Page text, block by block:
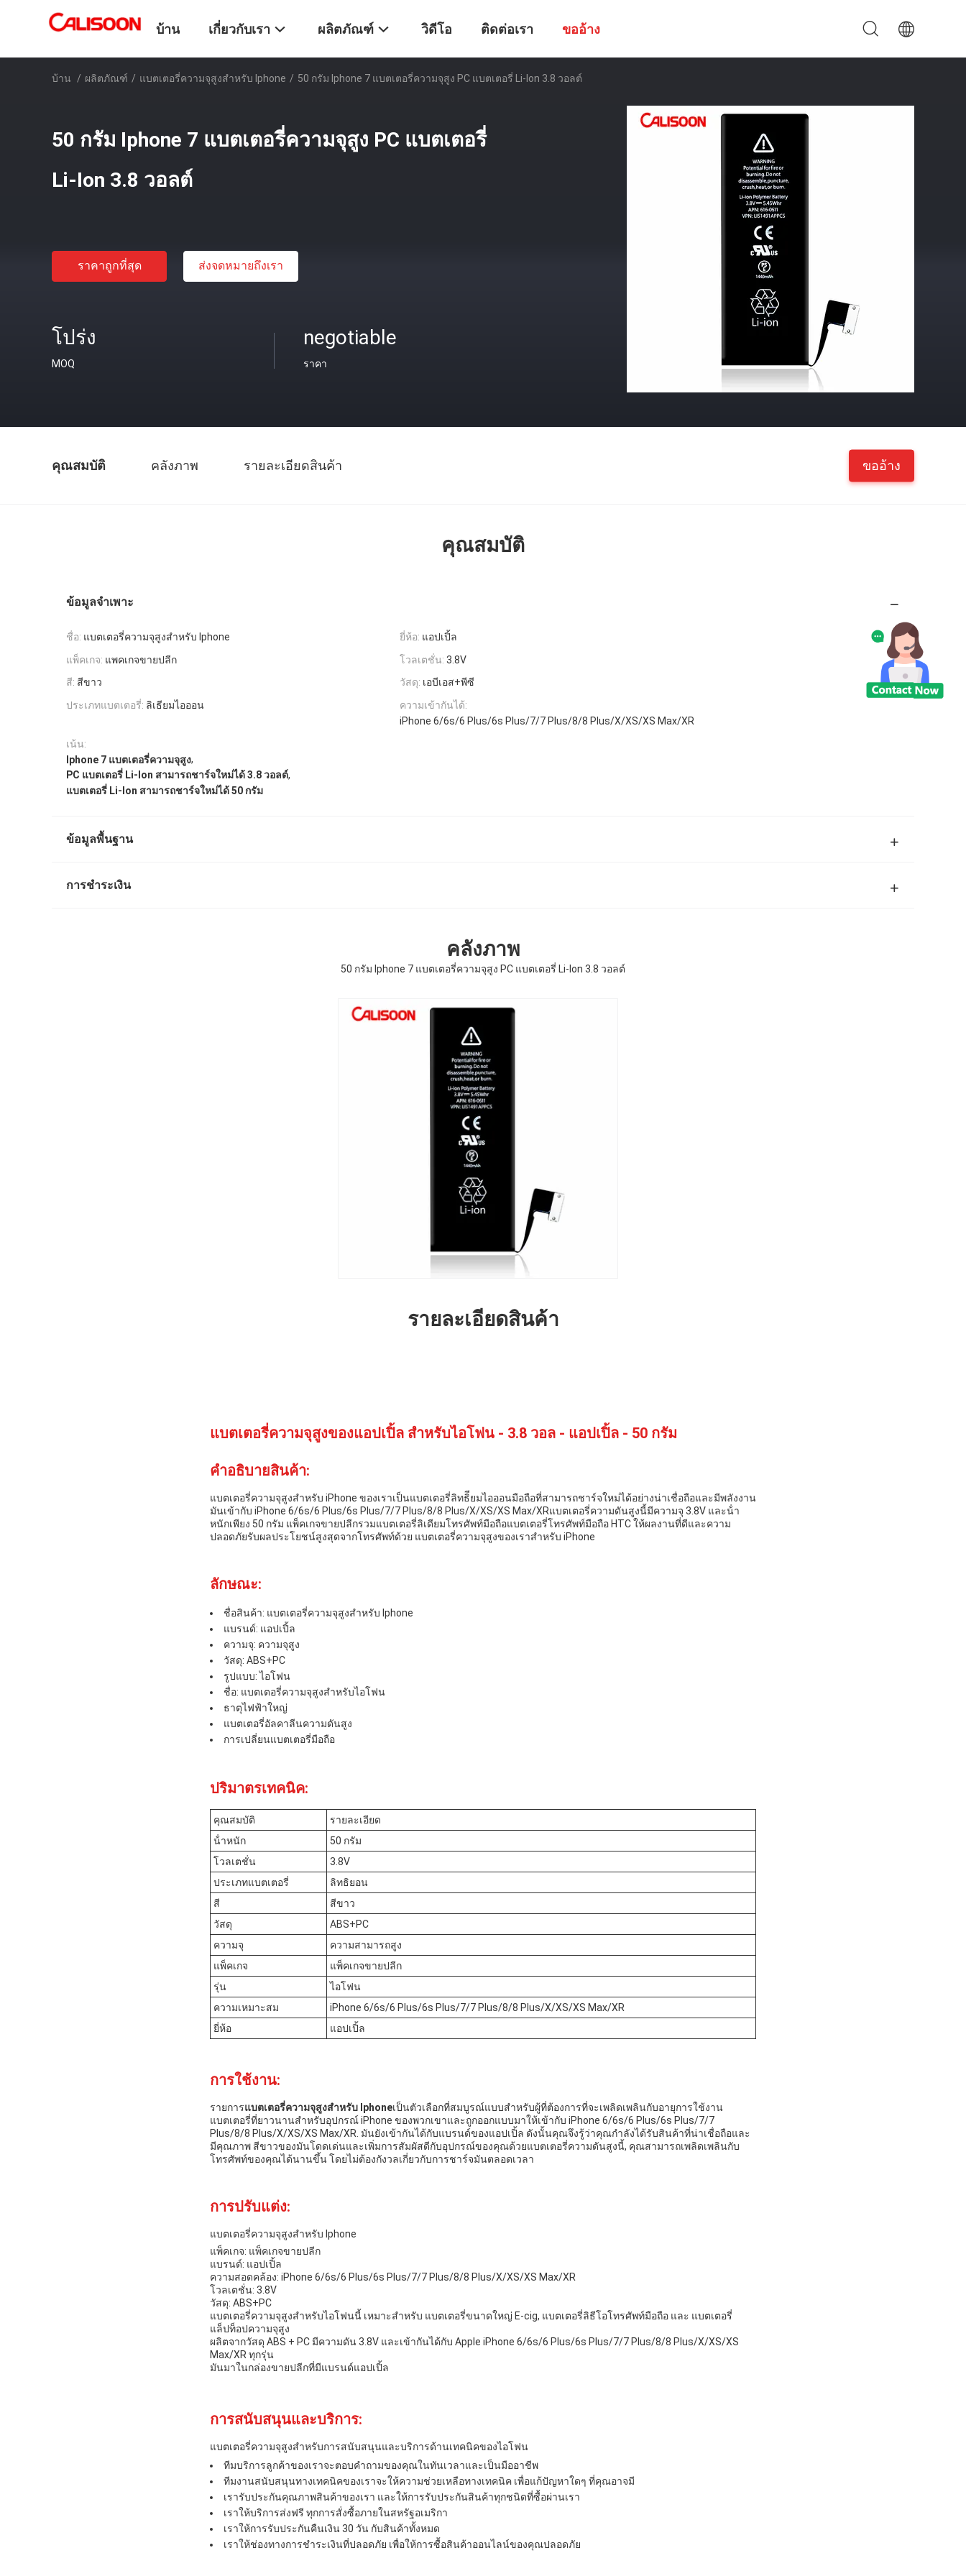
บ้าน เกี่ยวกับเรา ผลิตภัณฑ์ วิดีโอ ติดต่อเรา ขออ้าง
บ้าน / ผลิตภัณฑ์ / แบตเตอรี่ความจุสูงสำหรับ Iphone / 50 กรัม Iphone 7 แบตเตอรี่ความจุสูง PC แบตเตอรี่ Li-Ion 3.8 วอลต์
50 กรัม Iphone 7 แบตเตอรี่ความจุสูง PC แบตเตอรี่
Li-Ion 3.8 วอลต์
ราคาถูกที่สุด ส่งจดหมายถึงเรา
โปร่ง
MOQ
negotiable
ราคา
คุณสมบัติ คลังภาพ รายละเอียดสินค้า ขออ้าง
คุณสมบัติ
ข้อมูลจำเพาะ
ชื่อ: แบตเตอรี่ความจุสูงสำหรับ Iphone ยี่ห้อ: แอปเปิ้ล
แพ็คเกจ: แพคเกจขายปลีก โวลเตชั่น: 3.8V
สี: สีขาว วัสดุ: เอบีเอส+พีซี
ประเภทแบตเตอรี่: ลิเธียมไอออน
ความเข้ากันได้:
iPhone 6/6s/6 Plus/6s Plus/7/7 Plus/8/8 Plus/X/XS/XS Max/XR
เน้น:
Iphone 7 แบตเตอรี่ความจุสูง,
PC แบตเตอรี่ Li-Ion สามารถชาร์จใหม่ได้ 3.8 วอลต์,
แบตเตอรี่ Li-Ion สามารถชาร์จใหม่ได้ 50 กรัม
ข้อมูลพื้นฐาน
การชำระเงิน
คลังภาพ
50 กรัม Iphone 7 แบตเตอรี่ความจุสูง PC แบตเตอรี่ Li-Ion 3.8 วอลต์
รายละเอียดสินค้า
แบตเตอรี่ความจุสูงของแอปเปิ้ล สําหรับไอโฟน - 3.8 วอล - แอปเปิ้ล - 50 กรัม
คําอธิบายสินค้า:
แบตเตอรี่ความจุสูงสําหรับ iPhone ของเราเป็นแบตเตอรี่ลิทธิียมไอออนมือถือที่สามารถชาร์จใหม่ได้อย่างน่าเชื่อถือและมีพลังงาน
มันเข้ากับ iPhone 6/6s/6 Plus/6s Plus/7/7 Plus/8/8 Plus/X/XS/XS Max/XRแบตเตอรี่ความดันสูงนี้มีความจุ 3.8V และน้ํา
หนักเพียง 50 กรัม แพ็คเกจขายปลีกรวมแบตเตอรี่ลิเดียมโทรศัพท์มือถือแบตเตอรี่โทรศัพท์มือถือ HTC ให้ผลงานที่ดีและความ
ปลอดภัยรับผลประโยชน์สูงสุดจากโทรศัพท์ด้วย แบตเตอรี่ความจุสูงของเราสําหรับ iPhone
ลักษณะ:
ชื่อสินค้า: แบตเตอรี่ความจุสูงสําหรับ Iphone
แบรนด์: แอปเปิ้ล
ความจุ: ความจุสูง
วัสดุ: ABS+PC
รูปแบบ: ไอโฟน
ชื่อ: แบตเตอรี่ความจุสูงสําหรับไอโฟน
ธาตุไฟฟ้าใหญ่
แบตเตอรี่อัลคาลีนความดันสูง
การเปลี่ยนแบตเตอรี่มือถือ
ปริมาตรเทคนิค:
คุณสมบัติ
รายละเอียด
น้ําหนัก
50 กรัม
โวลเตชั่น
3.8V
ประเภทแบตเตอรี่
ลิทธิยอน
สี
สีขาว
วัสดุ
ABS+PC
ความจุ
ความสามารถสูง
แพ็คเกจ
แพ็คเกจขายปลีก
รุ่น
ไอโฟน
ความเหมาะสม
iPhone 6/6s/6 Plus/6s Plus/7/7 Plus/8/8 Plus/X/XS/XS Max/XR
ยี่ห้อ
แอปเปิ้ล
การใช้งาน:
รายการแบตเตอรี่ความจุสูงสําหรับ Iphoneเป็นตัวเลือกที่สมบูรณ์แบบสําหรับผู้ที่ต้องการที่จะเพลิดเพลินกับอายุการใช้งาน
แบตเตอรี่ที่ยาวนานสําหรับอุปกรณ์ iPhone ของพวกเขาและถูกออกแบบมาให้เข้ากับ iPhone 6/6s/6 Plus/6s Plus/7/7
Plus/8/8 Plus/X/XS/XS Max/XR. มันยังเข้ากันได้กับแบรนด์ของแอปเปิ้ล ดังนั้นคุณจึงรู้ว่าคุณกําลังได้รับสินค้าที่น่าเชื่อถือและ
มีคุณภาพ สีขาวของมันโดดเด่นและเพิ่มการสัมผัสดีกับอุปกรณ์ของคุณด้วยแบตเตอรี่ความดันสูงนี้, คุณสามารถเพลิดเพลินกับ
โทรศัพท์ของคุณได้นานขึ้น โดยไม่ต้องกังวลเกี่ยวกับการชาร์จมันตลอดเวลา
การปรับแต่ง:
แบตเตอรี่ความจุสูงสําหรับ Iphone
แพ็คเกจ: แพ็คเกจขายปลีก
แบรนด์: แอปเปิ้ล
ความสอดคล้อง: iPhone 6/6s/6 Plus/6s Plus/7/7 Plus/8/8 Plus/X/XS/XS Max/XR
โวลเตชั่น: 3.8V
วัสดุ: ABS+PC
แบตเตอรี่ความจุสูงสําหรับไอโฟนนี้ เหมาะสําหรับ แบตเตอรี่ขนาดใหญ่ E-cig, แบตเตอรี่ลิธีโอโทรศัพท์มือถือ และ แบตเตอรี่
แล็ปท็อปความจุสูง
ผลิตจากวัสดุ ABS + PC มีความดัน 3.8V และเข้ากันได้กับ Apple iPhone 6/6s/6 Plus/6s Plus/7/7 Plus/8/8 Plus/X/XS/XS
Max/XR ทุกรุ่น
มันมาในกล่องขายปลีกที่มีแบรนด์แอปเปิ้ล
การสนับสนุนและบริการ:
แบตเตอรี่ความจุสูงสําหรับการสนับสนุนและบริการด้านเทคนิคของไอโฟน
ทีมบริการลูกค้าของเราจะตอบคําถามของคุณในทันเวลาและเป็นมืออาชีพ
ทีมงานสนับสนุนทางเทคนิคของเราจะให้ความช่วยเหลือทางเทคนิค เพื่อแก้ปัญหาใดๆ ที่คุณอาจมี
เรารับประกันคุณภาพสินค้าของเรา และให้การรับประกันสินค้าทุกชนิดที่ซื้อผ่านเรา
เราให้บริการส่งฟรี ทุกการสั่งซื้อภายในสหรัฐอเมริกา
เราให้การรับประกันคืนเงิน 30 วัน กับสินค้าทั้งหมด
เราให้ช่องทางการชําระเงินที่ปลอดภัย เพื่อให้การซื้อสินค้าออนไลน์ของคุณปลอดภัย